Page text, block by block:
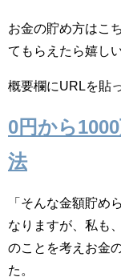
お金の貯め方はこ
てもらえたら嬉し
概要欄にURLを貼
0円から
法
「そんな金額貯め
なりますが、私も
のことを考えお金
た。